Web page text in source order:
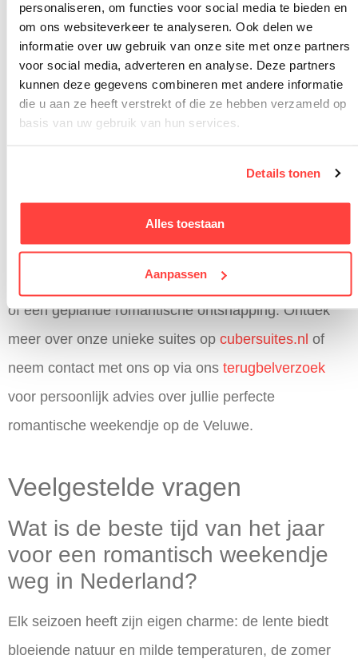
personaliseren, om functies voor social media te bieden en
om ons websiteverkeer te analyseren. Ook delen we
informatie over uw gebruik van onze site met onze partners
voor social media, adverteren en analyse. Deze partners
kunnen deze gegevens combineren met andere informatie
die u aan ze heeft verstrekt of die ze hebben verzameld op
basis van uw gebruik van hun services.
Details tonen
Alles toestaan
Aanpassen
schilderachtig uitzicht op de Veluwe
Regendouche onder een glazen plafond voor
sterrenkijken tijdens het douchen
Privé-Dutchtub of sauna voor ultieme wellness
Volledige digitale bediening via een app voor
Local guide service voor persoonlijke tips over
restaurants en activiteiten
Perfect voor een spontaan lastminuteweekendje weg
of een geplande romantische ontsnapping. Ontdek
meer over onze unieke suites op cubersuites.nl of
neem contact met ons op via ons terugbelverzoek
voor persoonlijk advies over jullie perfecte
romantische weekendje op de Veluwe.
Veelgestelde vragen
Wat is de beste tijd van het jaar
voor een romantisch weekendje
weg in Nederland?
Elk seizoen heeft zijn eigen charme: de lente biedt
bloeiende natuur en milde temperaturen, de zomer